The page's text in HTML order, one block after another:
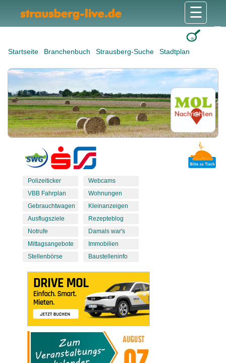
Startseite Branchenbuch Strausberg-Suche Stadtplan
☰
Polizeiticker
VBB Fahrplan
Gebrauchtwagen
Ausflugsziele
Notrufe
Mittagsangebote
Stellenbörse
Webcams
Wohnungen
Kleinanzeigen
Rezepteblog
Damals war's
Immobilien
Baustelleninfo